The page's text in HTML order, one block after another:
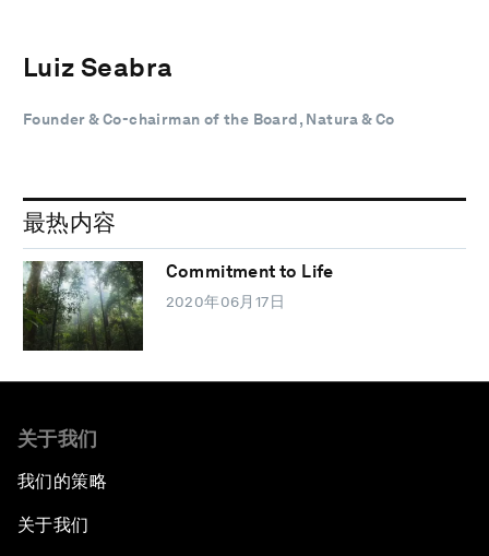
Luiz Seabra
Founder & Co-chairman of the Board, Natura & Co
最热内容
Commitment to Life
2020年06月17日
关于我们
我们的策略
关于我们